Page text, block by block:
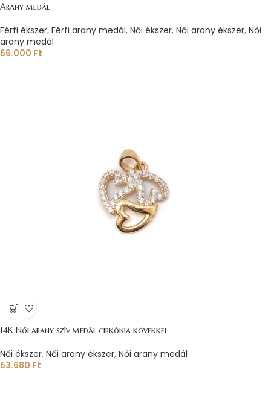
Arany medál
Férfi ékszer, Férfi arany medál, Női ékszer, Női arany ékszer, Női
arany medál
66.000 Ft
14K Női arany szív medál cirkónia kövekkel
Női ékszer, Női arany ékszer, Női arany medál
53.680 Ft